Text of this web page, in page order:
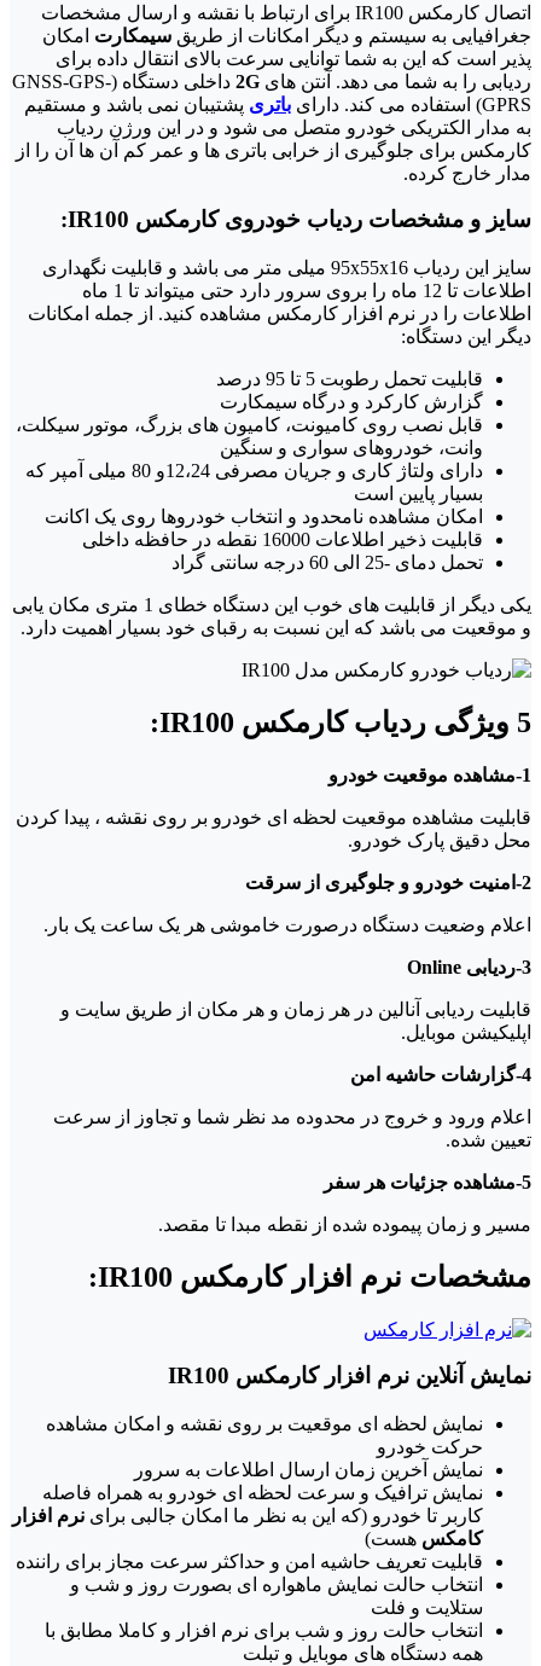
اتصال کارمکس IR100 برای ارتباط با نقشه و ارسال مشخصات
جغرافیایی به سیستم و دیگر امکانات از طریق سیمکارت امکان
پذیر است که این به شما توانایی سرعت بالای انتقال داده برای
ردیابی را به شما می دهد. آنتن های 2G
داخلی دستگاه (GNSS-GPS-
GPRS) استفاده می کند. دارای
باتری پشتیبان نمی باشد و مستقیم
به مدار الکتریکی خودرو متصل می شود و در این ورژن ردیاب
کارمکس برای جلوگیری از خرابی باتری ها و عمر کم آن ها آن را از
مدار خارج کرده.
سایز و مشخصات ردیاب خودروی کارمکس IR100:
سایز این ردیاب 95x55x16 میلی متر می باشد و قابلیت نگهداری
اطلاعات تا 12 ماه را بروی سرور دارد حتی میتواند تا 1 ماه
اطلاعات را در نرم افزار کارمکس مشاهده کنید. از جمله امکانات
دیگر این دستگاه:
قابلیت تحمل رطوبت 5 تا 95 درصد
گزارش کارکرد و درگاه سیمکارت
قابل نصب روی کامیونت، کامیون های بزرگ، موتور سیکلت،
وانت، خودروهای سواری و سنگین
دارای ولتاژ کاری و جریان مصرفی 12،24و 80 میلی آمپر که
بسیار پایین است
امکان مشاهده نامحدود و انتخاب خودروها روی یک اکانت
قابلیت ذخیر اطلاعات 16000 نقطه در حافظه داخلی
تحمل دمای -25 الی 60 درجه سانتی گراد
یکی دیگر از قابلیت های خوب این دستگاه خطای 1 متری مکان یابی
و موقعیت می باشد که این نسبت به رقبای خود بسیار اهمیت دارد.
5 ویژگی ردیاب کارمکس IR100:
1-مشاهده موقعیت خودرو
قابلیت مشاهده موقعیت لحظه ای خودرو بر روی نقشه ، پیدا کردن
محل دقیق پارک خودرو.
2-امنیت خودرو و جلوگیری از سرقت
اعلام وضعیت دستگاه درصورت خاموشی هر یک ساعت یک بار.
3-ردیابی Online
قابلیت ردیابی آنالین در هر زمان و هر مکان از طریق سایت و
اپلیکیشن موبایل.
4-گزارشات حاشیه امن
اعلام ورود و خروج در محدوده مد نظر شما و تجاوز از سرعت
تعیین شده.
5-مشاهده جزئیات هر سفر
مسیر و زمان پیموده شده از نقطه مبدا تا مقصد.
مشخصات نرم افزار کارمکس IR100:
نمایش آنلاین نرم افزار کارمکس IR100
نمایش لحظه ای موقعیت بر روی نقشه و امکان مشاهده
حرکت خودرو
نمایش آخرین زمان ارسال اطلاعات به سرور
نمایش ترافیک و سرعت لحظه ای خودرو به همراه فاصله
کاربر تا خودرو (که این به نظر ما امکان جالبی برای نرم افزار
کامکس هست)
قابلیت تعریف حاشیه امن و حداکثر سرعت مجاز برای راننده
انتخاب حالت نمایش ماهواره ای بصورت روز و شب و
ستلایت و فلت
انتخاب حالت روز و شب برای نرم افزار و کاملا مطابق با
همه دستگاه های موبایل و تبلت